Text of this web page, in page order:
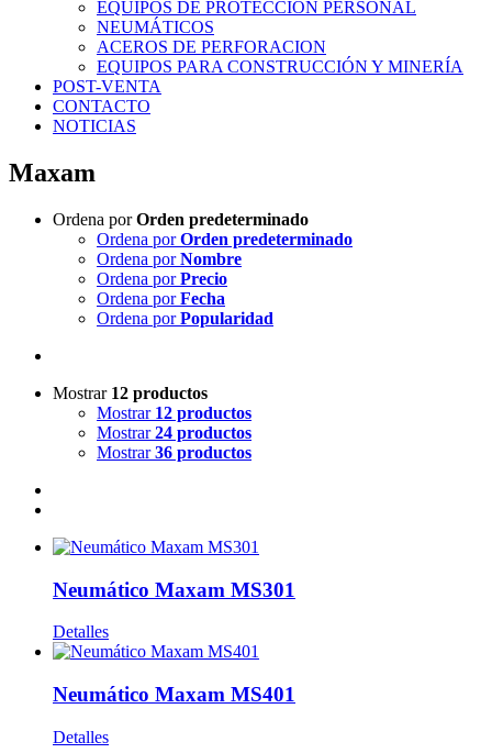
EQUIPOS DE PROTECCIÓN PERSONAL
NEUMÁTICOS
ACEROS DE PERFORACION
EQUIPOS PARA CONSTRUCCIÓN Y MINERÍA
POST-VENTA
CONTACTO
NOTICIAS
Maxam
Ordena porOrden predeterminado
Ordena porOrden predeterminado
Ordena porNombre
Ordena porPrecio
Ordena porFecha
Ordena porPopularidad
Mostrar 12 productos
Mostrar 12 productos
Mostrar24 productos
Mostrar36 productos
Neumático Maxam MS301
Detalles
Neumático Maxam MS401
Detalles